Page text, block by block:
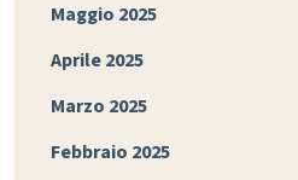
Maggio 2025
Aprile 2025
Marzo 2025
Febbraio 2025